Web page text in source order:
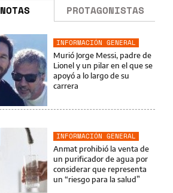
NOTAS PROTAGONISTAS
INFORMACIÓN GENERAL
Murió Jorge Messi, padre de
Lionel y un pilar en el que se
apoyó a lo largo de su
carrera
INFORMACIÓN GENERAL
Anmat prohibió la venta de
un purificador de agua por
considerar que representa
un “riesgo para la salud”